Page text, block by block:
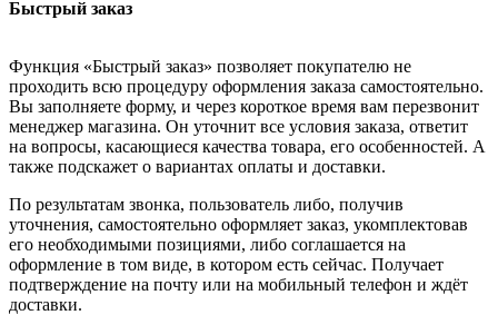
Быстрый заказ
Функция «Быстрый заказ» позволяет покупателю не
проходить всю процедуру оформления заказа самостоятельно.
Вы заполняете форму, и через короткое время вам перезвонит
менеджер магазина. Он уточнит все условия заказа, ответит
на вопросы, касающиеся качества товара, его особенностей. А
также подскажет о вариантах оплаты и доставки.
По результатам звонка, пользователь либо, получив
уточнения, самостоятельно оформляет заказ, укомплектовав
его необходимыми позициями, либо соглашается на
оформление в том виде, в котором есть сейчас. Получает
подтверждение на почту или на мобильный телефон и ждёт
доставки.